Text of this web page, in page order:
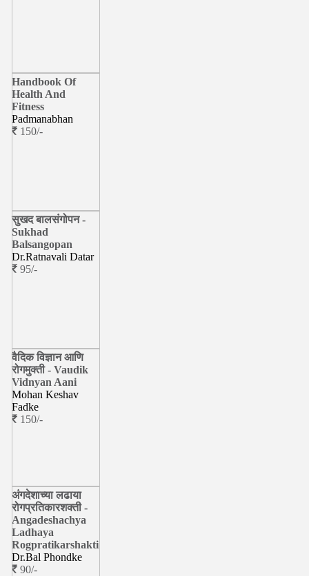
Handbook Of
Health And
Fitness
Padmanabhan
150/-
सुखद बालसंगोपन -
Sukhad
Balsangopan
Dr.Ratnavali Datar
95/-
वैदिक विज्ञान आणि
रोगमुक्ती - Vaudik
Vidnyan Aani
Mohan Keshav
Fadke
150/-
अंगदेशाच्या लढाया
रोगप्रतिकारशक्ती -
Angadeshachya
Ladhaya
Rogpratikarshakti
Dr.Bal Phondke
90/-